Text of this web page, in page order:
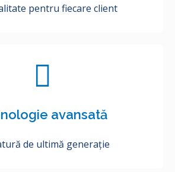
pentru fiecare client
avansată
de ultimă generație